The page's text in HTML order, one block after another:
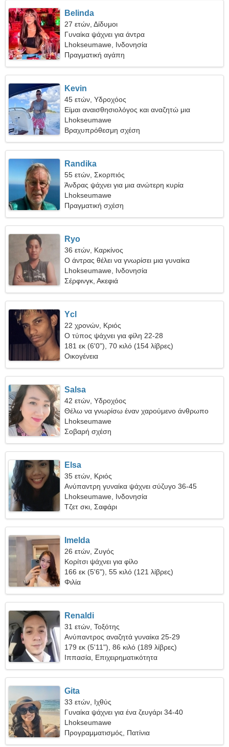
Belinda
27 ετών, Δίδυμοι
Γυναίκα ψάχνει για άντρα
Lhokseumawe, Ινδονησία
Πραγματική αγάπη
Kevin
45 ετών, Υδροχόος
Είμαι αναισθησιολόγος και αναζητώ μια
ελκυστική γυναίκα
Lhokseumawe
Βραχυπρόθεσμη σχέση
Randika
55 ετών, Σκορπιός
Άνδρας ψάχνει για μια ανώτερη κυρία
Lhokseumawe
Πραγματική σχέση
Ryo
36 ετών, Καρκίνος
Ο άντρας θέλει να γνωρίσει μια γυναίκα
Lhokseumawe, Ινδονησία
Σέρφινγκ, Ακεφιά
Ycl
22 χρονών, Κριός
Ο τύπος ψάχνει για φίλη 22-28
181 εκ (6'0"), 70 κιλό (154 λίβρες)
Οικογένεια
Salsa
42 ετών, Υδροχόος
Θέλω να γνωρίσω έναν χαρούμενο άνθρωπο
Lhokseumawe
Σοβαρή σχέση
Elsa
35 ετών, Κριός
Ανύπαντρη γυναίκα ψάχνει σύζυγο 36-45
Lhokseumawe, Ινδονησία
Τζετ σκι, Σαφάρι
Imelda
26 ετών, Ζυγός
Κορίτσι ψάχνει για φίλο
166 εκ (5'6"), 55 κιλό (121 λίβρες)
Φιλία
Renaldi
31 ετών, Τοξότης
Ανύπαντρος αναζητά γυναίκα 25-29
179 εκ (5'11"), 86 κιλό (189 λίβρες)
Ιππασία, Επιχειρηματικότητα
Gita
33 ετών, Ιχθύς
Γυναίκα ψάχνει για ένα ζευγάρι 34-40
Lhokseumawe
Προγραμματισμός, Πατίνια